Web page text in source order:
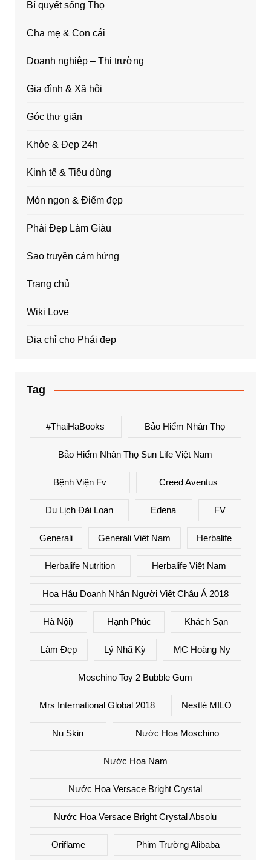
Bí quyết sống Thọ
Cha mẹ & Con cái
Doanh nghiệp – Thị trường
Gia đình & Xã hội
Góc thư giãn
Khỏe & Đẹp 24h
Kinh tế & Tiêu dùng
Món ngon & Điểm đẹp
Phái Đẹp Làm Giàu
Sao truyền cảm hứng
Trang chủ
Wiki Love
Địa chỉ cho Phái đẹp
Tag
#ThaiHaBooks Bảo Hiểm Nhân Thọ
Bảo Hiểm Nhân Thọ Sun Life Việt Nam
Bệnh Viện Fv Creed Aventus
Du Lịch Đài Loan Edena FV
Generali Generali Việt Nam Herbalife
Herbalife Nutrition Herbalife Việt Nam
Hoa Hậu Doanh Nhân Người Việt Châu Á 2018
Hà Nội) Hạnh Phúc Khách Sạn
Làm Đẹp Lý Nhã Kỳ MC Hoàng Ny
Moschino Toy 2 Bubble Gum
Mrs International Global 2018 Nestlé MILO
Nu Skin Nước Hoa Moschino
Nước Hoa Nam
Nước Hoa Versace Bright Crystal
Nước Hoa Versace Bright Crystal Absolu
Oriflame Phim Trường Alibaba